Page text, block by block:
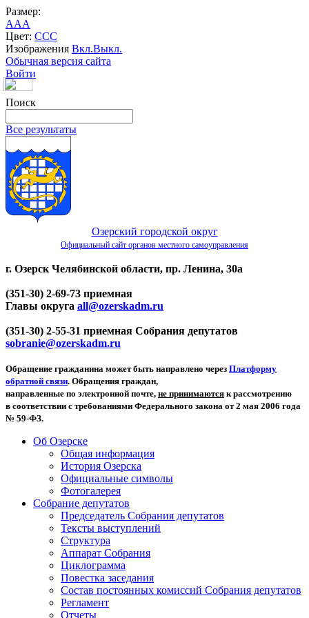
Размер:
AAA
Цвет: CCC
Изображения Вкл.Выкл.
Обычная версия сайта
Войти
Поиск
Все результаты
Озерский городской округ
Официальный сайт органов местного самоуправления
г. Озерск Челябинской области, пр. Ленина, 30а
(351-30) 2-69-73 приемная
Главы округа all@ozerskadm.ru
(351-30) 2-55-31 приемная Собрания депутатов
sobranie@ozerskadm.ru
Обращение гражданина может быть направлено через Платформу
обратной связи. Обращения граждан,
направленные по электронной почте, не принимаются к рассмотрению
в соответствии с требованиями Федерального закона от 2 мая 2006 года
№ 59-ФЗ.
Об Озерске
Общая информация
История Озерска
Официальные символы
Фотогалерея
Собрание депутатов
Председатель Собрания депутатов
Тексты выступлений
Структура
Аппарат Собрания
Циклограмма
Повестка заседания
Состав постоянных комиссий Собрания депутатов
Регламент
Отчеты